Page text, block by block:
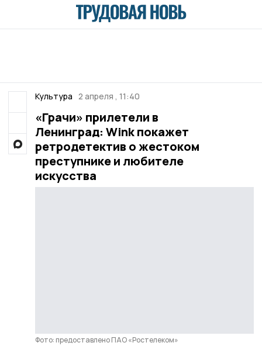
Культура 2 апреля , 11:40
«Грачи» прилетели в
Ленинград: Wink покажет
ретродетектив о жестоком
преступнике и любителе
искусства
Фото: предоставлено ПАО «Ростелеком»